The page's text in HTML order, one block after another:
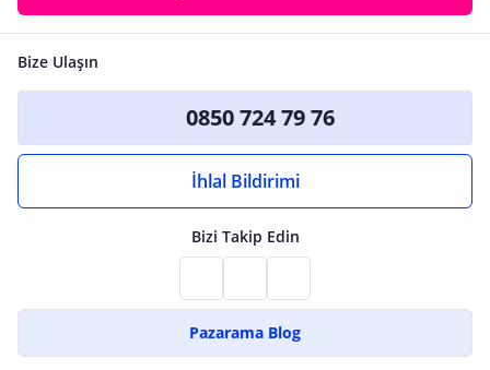
Bize Ulaşın
0850 724 79 76
İhlal Bildirimi
Bizi Takip Edin
Pazarama Blog